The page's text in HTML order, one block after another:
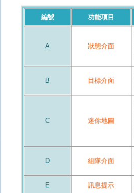
編號 功能項目
A 狀態介面
B 目標介面
C 迷你地圖
D 組隊介面
E 訊息提示